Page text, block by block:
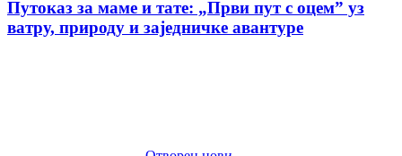
Путоказ за маме и тате: „Први пут с оцемˮ уз
ватру, природу и заједничке авантуре